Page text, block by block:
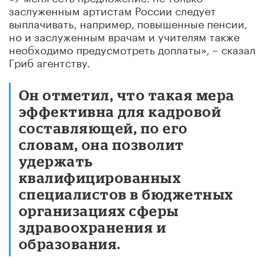
заслуженным артистам России следует
выплачивать, например, повышенные пенсии,
но и заслуженным врачам и учителям также
необходимо предусмотреть доплаты», – сказал
Гриб агентству.
Он отметил, что такая мера
эффективна для кадровой
составляющей, по его
словам, она позволит
удержать
квалифицированных
специалистов в бюджетных
организациях сферы
здравоохранения и
образования.